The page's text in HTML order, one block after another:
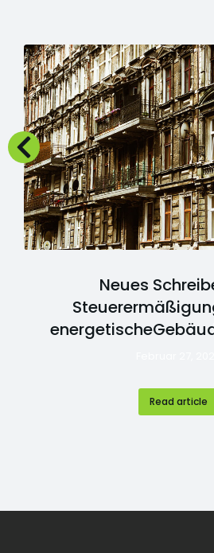
Neues
Read article